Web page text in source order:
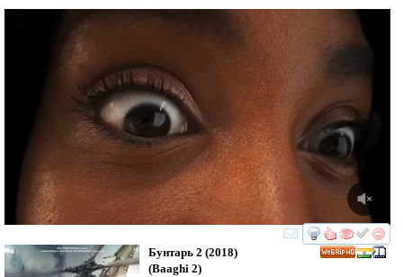
смотреть
Бунтарь 2 (2018)
(Baaghi 2)